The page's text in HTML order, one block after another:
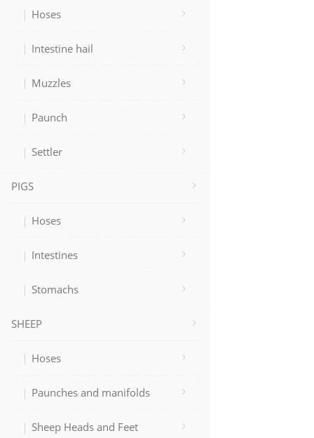
Hoses
Intestine hail
Muzzles
Paunch
Settler
PIGS
Hoses
Intestines
Stomachs
SHEEP
Hoses
Paunches and manifolds
Sheep Heads and Feet